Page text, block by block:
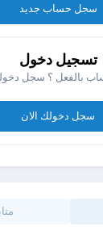
سجل حساب جديد
تسجيل دخول
بالفعل ؟ سجل
سجل دخولك الان